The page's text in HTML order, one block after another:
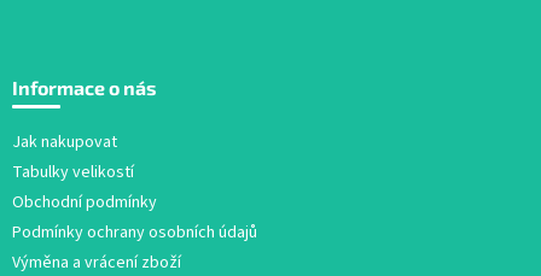
p
Informace o nás
Jak nakupovat
Tabulky velikostí
Obchodní podmínky
Podmínky ochrany osobních údajů
Výměna a vrácení zboží